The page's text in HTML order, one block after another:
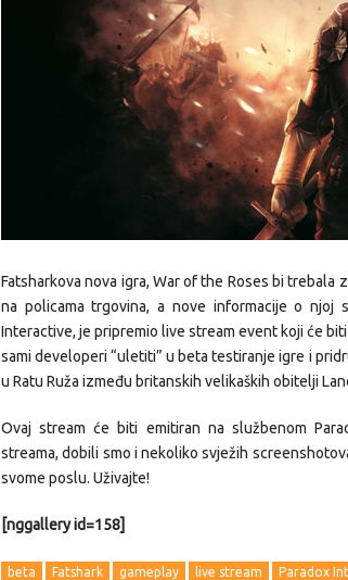
Fatsharkova nova igra, War of the Roses bi trebala
na policama trgovina, a nove informacije o njoj
Interactive, je pripremio live stream event koji će
sami developeri “uletiti” u beta testiranje igre i
u Ratu Ruža između britanskih velikaških obitelji
Ovaj stream će biti emitiran na službenom
streama, dobili smo i nekoliko svježih
svome poslu. Uživajte!
[nggallery id=158]
beta Fatshark gameplay live stream Paradox